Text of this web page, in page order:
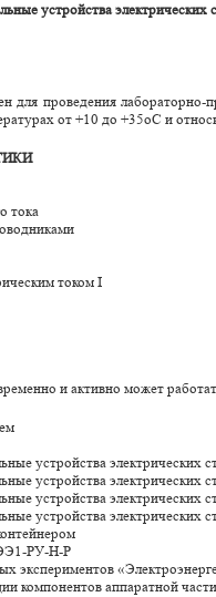
устройства электрических
для проведения лабораторно-
от +10 до +35оС и
тока
током I
и активно может
устройства электрических
устройства электрических
устройства электрических
устройства электрических
ЭЭ1-РУ-Н-Р
экспериментов
компонентов аппаратной